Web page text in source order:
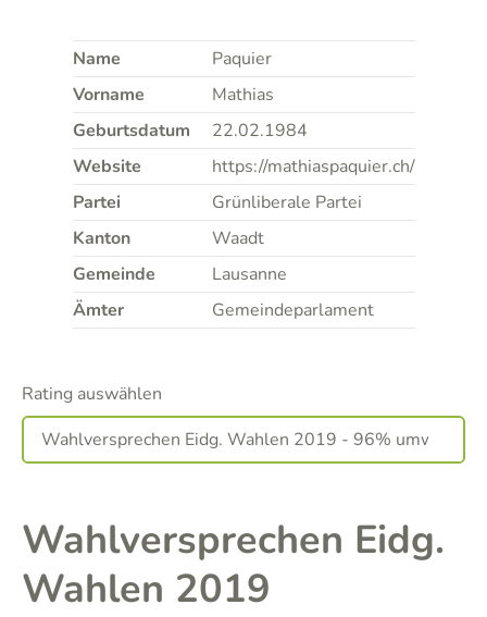
Name
Paquier
Vorname
Mathias
Geburtsdatum
22.02.1984
Website
https://mathiaspaquier.ch/
Partei
Grünliberale Partei
Kanton
Waadt
Gemeinde
Lausanne
Ämter
Gemeindeparlament
Rating auswählen
Wahlversprechen Eidg.
Wahlen 2019